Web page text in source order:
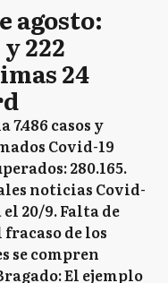
agosto:
y 222
24
casos y
Covid-19
280.165.
noticias Covid-
20/9. Falta de
de los
se compren
El ejemplo